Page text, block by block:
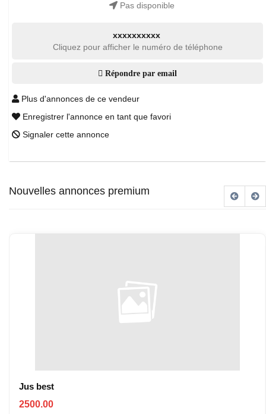
Pas disponible
xxxxxxxxxx
Cliquez pour afficher le numéro de téléphone
Répondre par email
Plus d'annonces de ce vendeur
Enregistrer l'annonce en tant que favori
Signaler cette annonce
Nouvelles annonces premium
Jus best
2500.00